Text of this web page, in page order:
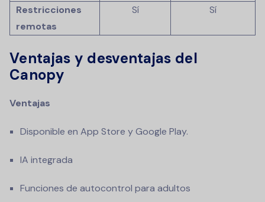
Restricciones
remotas
Sí Sí
Ventajas y desventajas del
Canopy
Ventajas
Disponible en App Store y Google Play.
IA integrada
Funciones de autocontrol para adultos